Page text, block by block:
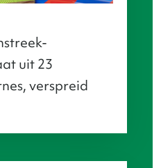
uit 23
verspreid